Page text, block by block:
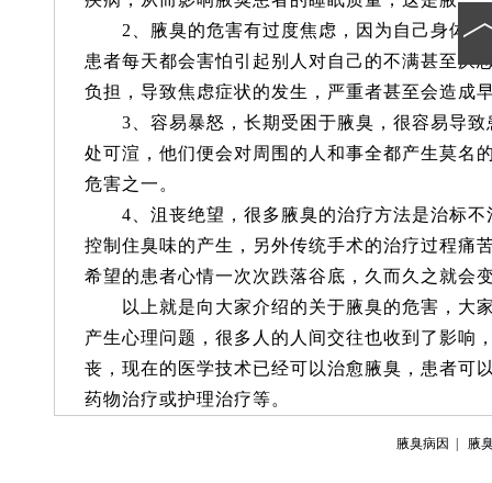
2、腋臭的危害有过度焦虑，因为自己身体随
患者每天都会害怕引起别人对自己的不满甚至厌
负担，导致焦虑症状的发生，严重者甚至会造成
3、容易暴怒，长期受困于腋臭，很容易导致
处可渲，他们便会对周围的人和事全都产生莫名
危害之一。
4、沮丧绝望，很多腋臭的治疗方法是治标不
控制住臭味的产生，另外传统手术的治疗过程痛
希望的患者心情一次次跌落谷底，久而久之就会
以上就是向大家介绍的关于腋臭的危害，大
产生心理问题，很多人的人间交往也收到了影响
丧，现在的医学技术已经可以治愈腋臭，患者可
药物治疗或护理治疗等。
腋臭病因 腋